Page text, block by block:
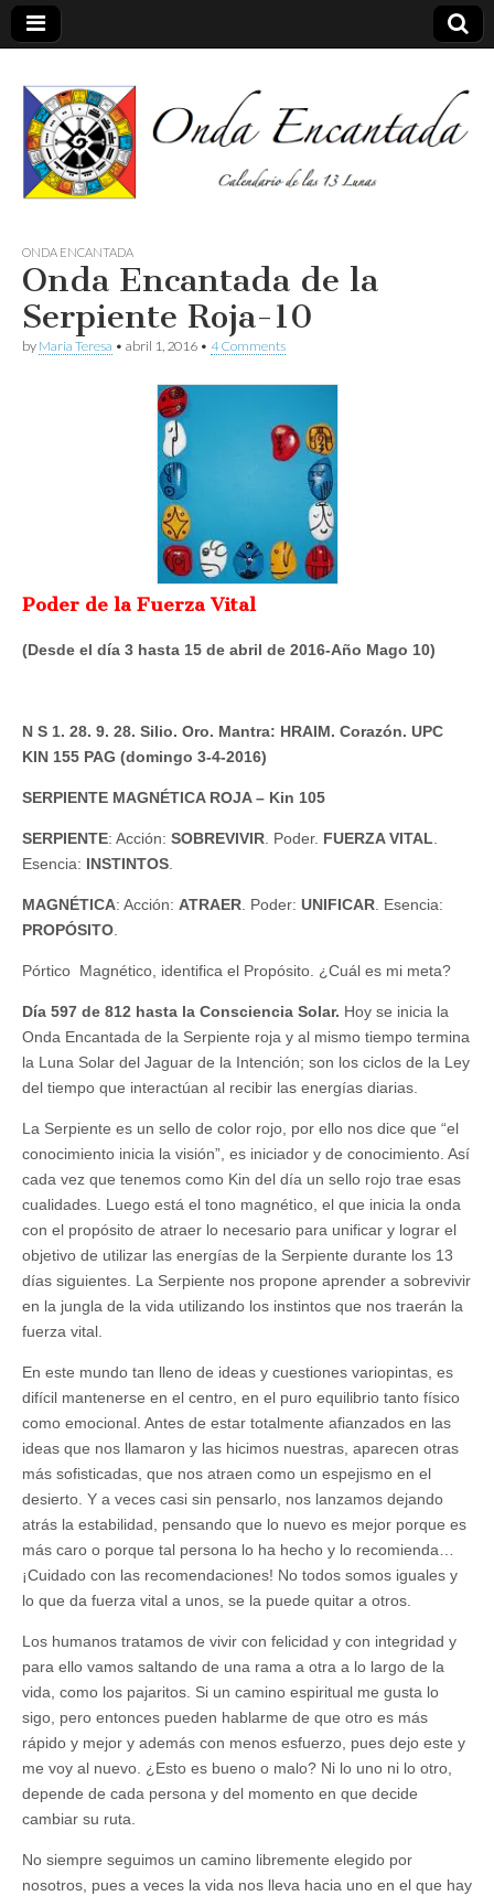
Onda
encantada
ONDA ENCANTADA
Onda Encantada de la
Serpiente Roja-10
by Maria Teresa • abril 1, 2016 • 4 Comments
Poder de la Fuerza Vital
(Desde el día 3 hasta 15 de abril de 2016-Año Mago 10)
N S 1. 28. 9. 28. Silio. Oro. Mantra: HRAIM. Corazón. UPC
KIN 155 PAG (domingo 3-4-2016)
SERPIENTE MAGNÉTICA ROJA – Kin 105
SERPIENTE: Acción: SOBREVIVIR. Poder. FUERZA VITAL.
Esencia: INSTINTOS.
MAGNÉTICA: Acción: ATRAER. Poder: UNIFICAR. Esencia:
PROPÓSITO.
Pórtico Magnético, identifica el Propósito. ¿Cuál es mi meta?
Día 597 de 812 hasta la Consciencia Solar. Hoy se inicia la
Onda Encantada de la Serpiente roja y al mismo tiempo termina
la Luna Solar del Jaguar de la Intención; son los ciclos de la Ley
del tiempo que interactúan al recibir las energías diarias.
La Serpiente es un sello de color rojo, por ello nos dice que “el
conocimiento inicia la visión”, es iniciador y de conocimiento. Así
cada vez que tenemos como Kin del día un sello rojo trae esas
cualidades. Luego está el tono magnético, el que inicia la onda
con el propósito de atraer lo necesario para unificar y lograr el
objetivo de utilizar las energías de la Serpiente durante los 13
días siguientes. La Serpiente nos propone aprender a sobrevivir
en la jungla de la vida utilizando los instintos que nos traerán la
fuerza vital.
En este mundo tan lleno de ideas y cuestiones variopintas, es
difícil mantenerse en el centro, en el puro equilibrio tanto físico
como emocional. Antes de estar totalmente afianzados en las
ideas que nos llamaron y las hicimos nuestras, aparecen otras
más sofisticadas, que nos atraen como un espejismo en el
desierto. Y a veces casi sin pensarlo, nos lanzamos dejando
atrás la estabilidad, pensando que lo nuevo es mejor porque es
más caro o porque tal persona lo ha hecho y lo recomienda…
¡Cuidado con las recomendaciones! No todos somos iguales y
lo que da fuerza vital a unos, se la puede quitar a otros.
Los humanos tratamos de vivir con felicidad y con integridad y
para ello vamos saltando de una rama a otra a lo largo de la
vida, como los pajaritos. Si un camino espiritual me gusta lo
sigo, pero entonces pueden hablarme de que otro es más
rápido y mejor y además con menos esfuerzo, pues dejo este y
me voy al nuevo. ¿Esto es bueno o malo? Ni lo uno ni lo otro,
depende de cada persona y del momento en que decide
cambiar su ruta.
No siempre seguimos un camino libremente elegido por
nosotros, pues a veces la vida nos lleva hacia uno en el que hay